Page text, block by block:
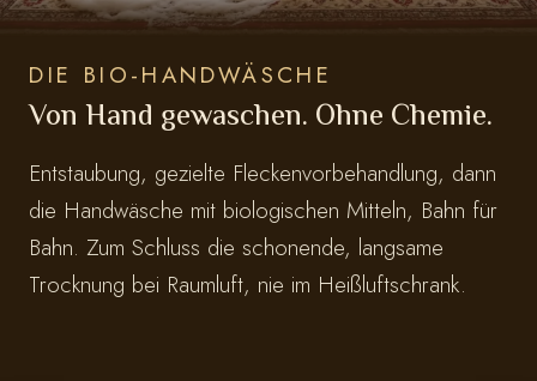
DIE BIO-HANDWÄSCHE
Von Hand gewaschen. Ohne Chemie.
Entstaubung, gezielte Fleckenvorbehandlung, dann
die Handwäsche mit biologischen Mitteln, Bahn für
Bahn. Zum Schluss die schonende, langsame
Trocknung bei Raumluft, nie im Heißluftschrank.